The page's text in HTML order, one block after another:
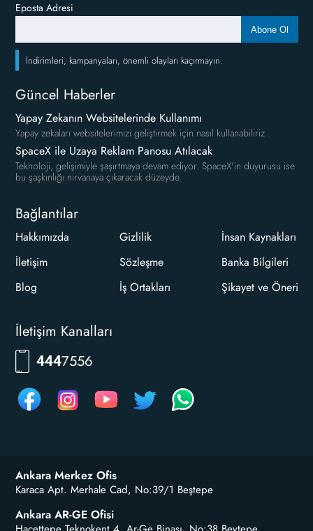
Eposta Adresi
Abone Ol
İndirimleri, kampanyaları, önemli olayları kaçırmayın.
Güncel Haberler
Yapay Zekanın Websitelerinde Kullanımı
Yapay zekaları websitelerimizi geliştirmek için nasıl kullanabiliriz
SpaceX ile Uzaya Reklam Panosu Atılacak
Teknoloji, gelişimiyle şaşırtmaya devam ediyor. SpaceX'in duyurusu ise
bu şaşkınlığı nirvanaya çıkaracak düzeyde.
Bağlantılar
Hakkımızda
İletişim
Blog
Gizlilik
Sözleşme
İş Ortakları
İnsan Kaynakları
Banka Bilgileri
Şikayet ve Öneri
İletişim Kanalları
444RKLM
Ankara Merkez Ofis
Karaca Apt. Merhale Cad, No:39/1 Beştepe
Ankara AR-GE Ofisi